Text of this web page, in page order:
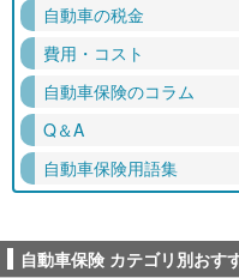
自動車の税金
費用・コスト
自動車保険のコラム
Q＆A
自動車保険用語集
自動車保険 カテゴリ別おす